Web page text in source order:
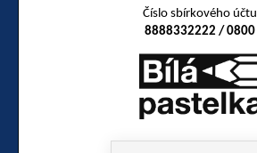
Číslo sbírkového účtu
8888332222 / 0800